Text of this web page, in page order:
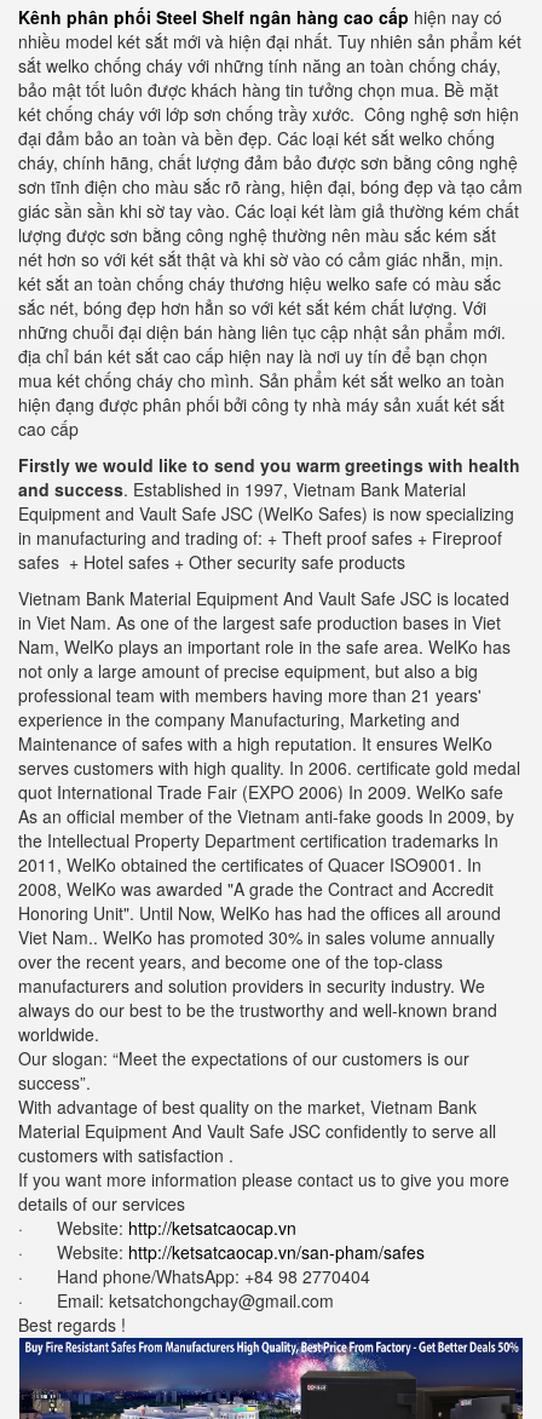
Kênh phân phối Steel Shelf ngân hàng cao cấp hiện nay có
nhiều model két sắt mới và hiện đại nhất. Tuy nhiên sản phẩm két
sắt welko chống cháy với những tính năng an toàn chống cháy,
bảo mật tốt luôn được khách hàng tin tưởng chọn mua. Bề mặt
két chống cháy với lớp sơn chống trầy xước. Công nghệ sơn hiện
đại đảm bảo an toàn và bền đẹp. Các loại két sắt welko chống
cháy, chính hãng, chất lượng đảm bảo được sơn bằng công nghệ
sơn tĩnh điện cho màu sắc rõ ràng, hiện đại, bóng đẹp và tạo cảm
giác sần sần khi sờ tay vào. Các loại két làm giả thường kém chất
lượng được sơn bằng công nghệ thường nên màu sắc kém sắt
nét hơn so với két sắt thật và khi sờ vào có cảm giác nhẵn, mịn.
két sắt an toàn chống cháy thương hiệu welko safe có màu sắc
sắc nét, bóng đẹp hơn hẳn so với két sắt kém chất lượng. Với
những chuỗi đại diện bán hàng liên tục cập nhật sản phẩm mới.
địa chỉ bán két sắt cao cấp hiện nay là nơi uy tín để bạn chọn
mua két chống cháy cho mình. Sản phẩm két sắt welko an toàn
hiện đạng được phân phối bởi công ty nhà máy sản xuất két sắt
cao cấp
Firstly we would like to send you warm greetings with health
and success. Established in 1997, Vietnam Bank Material
Equipment and Vault Safe JSC (WelKo Safes) is now specializing
in manufacturing and trading of: + Theft proof safes + Fireproof
safes + Hotel safes + Other security safe products
Vietnam Bank Material Equipment And Vault Safe JSC is located
in Viet Nam. As one of the largest safe production bases in Viet
Nam, WelKo plays an important role in the safe area. WelKo has
not only a large amount of precise equipment, but also a big
professional team with members having more than 21 years'
experience in the company Manufacturing, Marketing and
Maintenance of safes with a high reputation. It ensures WelKo
serves customers with high quality. In 2006. certificate gold medal
quot International Trade Fair (EXPO 2006) In 2009. WelKo safe
As an official member of the Vietnam anti-fake goods In 2009, by
the Intellectual Property Department certification trademarks In
2011, WelKo obtained the certificates of Quacer ISO9001. In
2008, WelKo was awarded "A grade the Contract and Accredit
Honoring Unit". Until Now, WelKo has had the offices all around
Viet Nam.. WelKo has promoted 30% in sales volume annually
over the recent years, and become one of the top-class
manufacturers and solution providers in security industry. We
always do our best to be the trustworthy and well-known brand
worldwide.
Our slogan: “Meet the expectations of our customers is our
success”.
With advantage of best quality on the market, Vietnam Bank
Material Equipment And Vault Safe JSC confidently to serve all
customers with satisfaction .
If you want more information please contact us to give you more
details of our services
· Website: http://ketsatcaocap.vn
· Website: http://ketsatcaocap.vn/san-pham/safes
· Hand phone/WhatsApp: ‪+84 98 2770404
· Email: ketsatchongchay@gmail.com
Best regards !